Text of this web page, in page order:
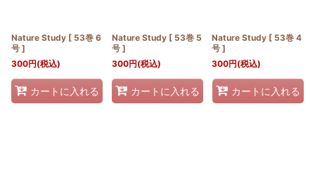
Nature Study [ 53巻 6
号 ]
300円(税込)
カートに入れる
Nature Study [ 53巻 5
号 ]
300円(税込)
カートに入れる
Nature Study [ 53巻 4
号 ]
300円(税込)
カートに入れる